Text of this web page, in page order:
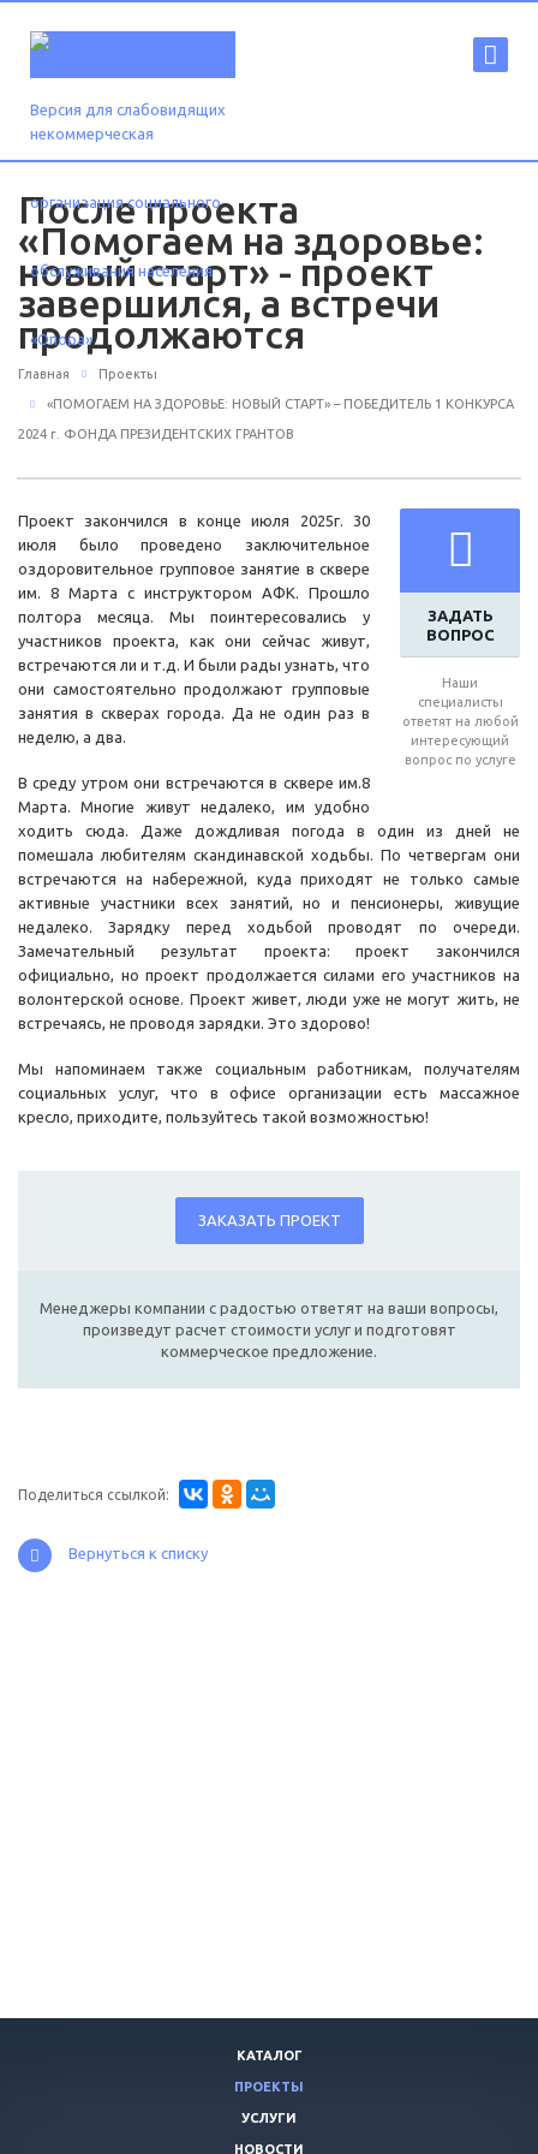
Версия для слабовидящих
После проекта
«Помогаем на здоровье:
новый старт» - проект
завершился, а встречи
продолжаются
Главная Проекты
«ПОМОГАЕМ НА ЗДОРОВЬЕ: НОВЫЙ СТАРТ» – ПОБЕДИТЕЛЬ 1 КОНКУРСА
2024 г. ФОНДА ПРЕЗИДЕНТСКИХ ГРАНТОВ
ЗАДАТЬ
ВОПРОС
Наши
специалисты
ответят на любой
интересующий
вопрос по услуге
Проект закончился в конце июля 2025г. 30
июля было проведено заключительное
оздоровительное групповое занятие в сквере
им. 8 Марта с инструктором АФК. Прошло
полтора месяца. Мы поинтересовались у
участников проекта, как они сейчас живут,
встречаются ли и т.д. И были рады узнать, что
они самостоятельно продолжают групповые
занятия в скверах города. Да не один раз в
неделю, а два.
В среду утром они встречаются в сквере им.8
Марта. Многие живут недалеко, им удобно
ходить сюда. Даже дождливая погода в один из дней не
помешала любителям скандинавской ходьбы. По четвергам они
встречаются на набережной, куда приходят не только самые
активные участники всех занятий, но и пенсионеры, живущие
недалеко. Зарядку перед ходьбой проводят по очереди.
Замечательный результат проекта: проект закончился
официально, но проект продолжается силами его участников на
волонтерской основе. Проект живет, люди уже не могут жить, не
встречаясь, не проводя зарядки. Это здорово!
Мы напоминаем также социальным работникам, получателям
социальных услуг, что в офисе организации есть массажное
кресло, приходите, пользуйтесь такой возможностью!
ЗАКАЗАТЬ ПРОЕКТ
Менеджеры компании с радостью ответят на ваши вопросы,
произведут расчет стоимости услуг и подготовят
коммерческое предложение.
Поделиться ссылкой:
Вернуться к списку
КАТАЛОГ
ПРОЕКТЫ
УСЛУГИ
НОВОСТИ